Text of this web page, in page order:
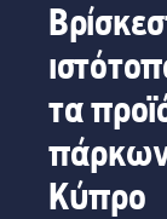
τα
Κύπρο